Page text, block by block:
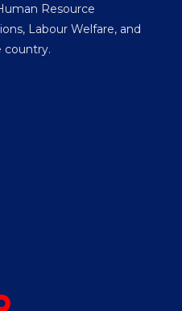
Resource
Labour Welfare, and
country.